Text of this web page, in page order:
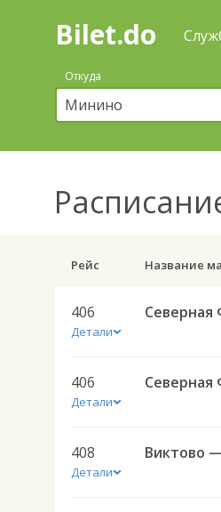
Поиск
покупка
билетов
автобус
онлайн
Bilet.do
Откуда
Рейс Название
406
Детали
Северная
406
Детали
Северная
408
Детали
Виктово